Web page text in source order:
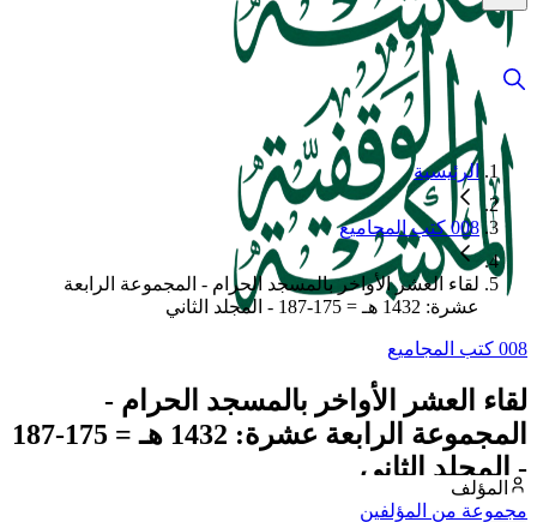
الرئيسية
008 كتب المجاميع
لقاء العشر الأواخر بالمسجد الحرام - المجموعة الرابعة
عشرة: 1432 هـ = 175-187 - المجلد الثاني
008 كتب المجاميع
لقاء العشر الأواخر بالمسجد الحرام -
المجموعة الرابعة عشرة: 1432 هـ = 175-187
- المجلد الثاني
المؤلف
مجموعة من المؤلفين